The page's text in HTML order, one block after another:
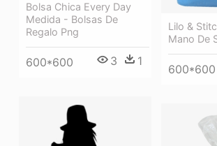
Lilo &
Mano De
600*600
Bolsa Chica Every Day
Medida - Bolsas De
Regalo Png
600*600 3 1